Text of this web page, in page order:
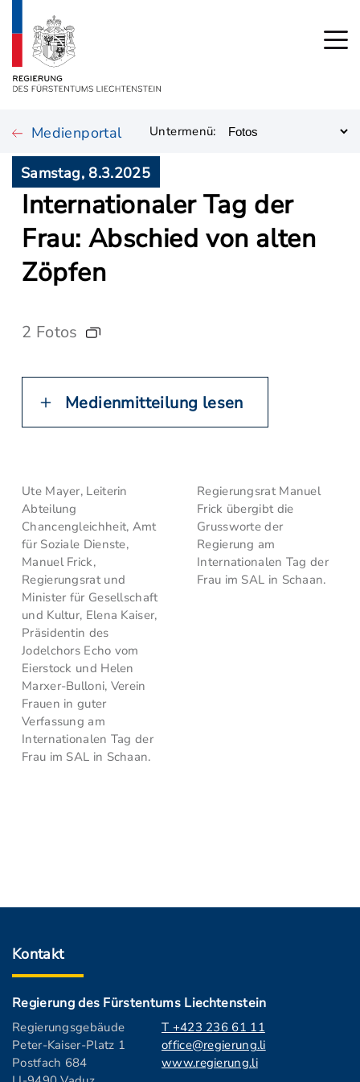
Medienportal Untermenü:
Samstag, 8.3.2025
Internationaler Tag der
Frau: Abschied von alten
Zöpfen
2 Fotos
Medienmitteilung lesen
Ute Mayer, Leiterin
Abteilung
Chancengleichheit, Amt
für Soziale Dienste,
Manuel Frick,
Regierungsrat und
Minister für Gesellschaft
und Kultur, Elena Kaiser,
Präsidentin des
Jodelchors Echo vom
Eierstock und Helen
Marxer-Bulloni, Verein
Frauen in guter
Verfassung am
Internationalen Tag der
Frau im SAL in Schaan.
Regierungsrat Manuel
Frick übergibt die
Grussworte der
Regierung am
Internationalen Tag der
Frau im SAL in Schaan.
Kontakt
Regierung des Fürstentums Liechtenstein
Regierungsgebäude
Peter-Kaiser-Platz 1
Postfach 684
T +423 236 61 11
office@regierung.li
www.regierung.li